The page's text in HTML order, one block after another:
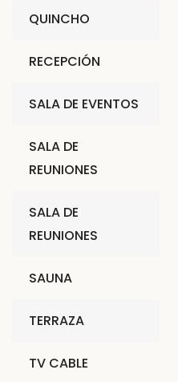
QUINCHO
RECEPCIÓN
SALA DE EVENTOS
SALA DE
REUNIONES
SALA DE
REUNIONES
SAUNA
TERRAZA
TV CABLE